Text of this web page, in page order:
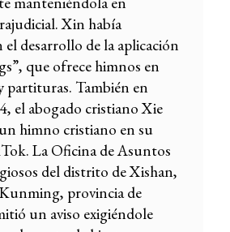
Xin había
el desarrollo de la aplicación
que ofrece himnos en
partituras. También en
el abogado cristiano Xie
himno cristiano en su
La Oficina de Asuntos
del distrito de Xishan,
provincia de
un aviso exigiéndole